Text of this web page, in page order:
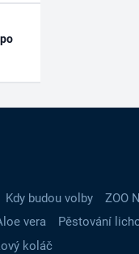
Kdy budou volby
ZOO
vera
Pěstování
koláč